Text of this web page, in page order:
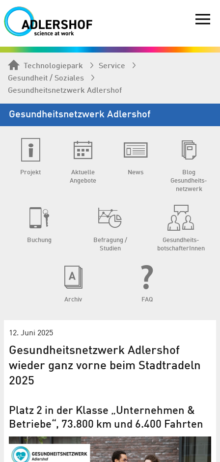
Technologiepark
Service
Gesundheit / Soziales
Gesundheits­netzwerk Adlershof
Gesundheits­netzwerk Adlershof
Projekt
Aktuelle
Angebote
News
Blog
Gesundheits­
netzwerk
Buchung
Befragung /
Studien
Gesundheits­
botschafterInnen
Archiv FAQ
12. Juni 2025
Gesundheitsnetzwerk Adlershof
wieder ganz vorne beim Stadtradeln
2025
Platz 2 in der Klasse „Unternehmen &
Betriebe“, 73.800 km und 6.400 Fahrten